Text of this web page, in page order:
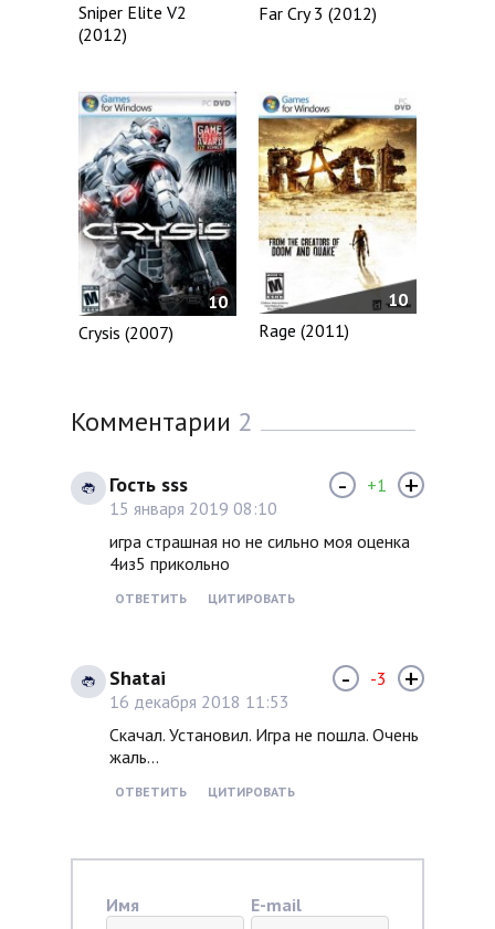
Sniper Elite V2
(2012)
Far Cry 3 (2012)
10
Crysis (2007)
10
Rage (2011)
Комментарии 2
Гость sss
15 января 2019 08:10
игра страшная но не сильно моя оценка
4из5 прикольно
ОТВЕТИТЬ ЦИТИРОВАТЬ
- +1 +
Shatai
16 декабря 2018 11:53
Скачал. Установил. Игра не пошла. Очень
жаль...
ОТВЕТИТЬ ЦИТИРОВАТЬ
- -3 +
Имя E-mail